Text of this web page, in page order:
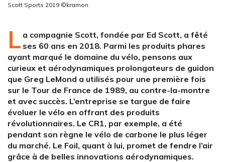
Scott Sports 2019 ©kramon
L a compagnie Scott, fondée par Ed Scott, a fêté
ses 60 ans en 2018. Parmi les produits phares
ayant marqué le domaine du vélo, pensons aux
curieux et aérodynamiques prolongateurs de guidon
que Greg LeMond a utilisés pour une première fois
sur le Tour de France de 1989, au contre-la-montre
et avec succès. L’entreprise se targue de faire
évoluer le vélo en offrant des produits
révolutionnaires. Le CR1, par exemple, a été
pendant son règne le vélo de carbone le plus léger
du marché. Le Foil, quant à lui, promet de fendre l’air
grâce à de belles innovations aérodynamiques.